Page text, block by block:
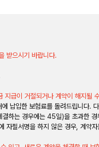
받으시기 바랍니다.
급이 거절되거나 계약이 해지될
납입한 보험료를 돌려드립니다.
하는 경우에는 45일)을 초과한 경
필서명을 하지 않은 경우, 계약